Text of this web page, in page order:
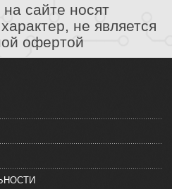
сайте носят
не является
офертой